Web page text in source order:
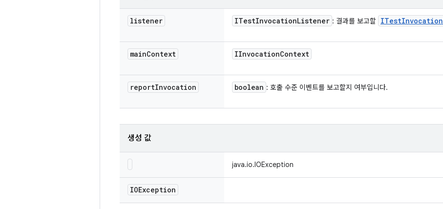
listener ITestInvocationListener : 결과를 보고할 ITestInvocation
mainContext IInvocationContext
reportInvocation boolean : 호출 수준 이벤트를 보고할지 여부입니다.
생성 값
java.io.IOException
IOException